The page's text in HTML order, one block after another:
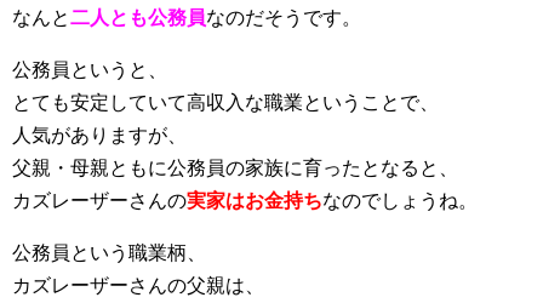
なんと二人とも公務員なのだそうです。
公務員というと、
とても安定していて高収入な職業ということで、
人気がありますが、
父親・母親ともに公務員の家族に育ったとなると、
カズレーザーさんの実家はお金持ちなのでしょうね。
公務員という職業柄、
カズレーザーさんの父親は、